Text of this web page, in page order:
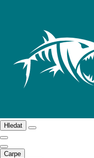
Hledat
Carpe